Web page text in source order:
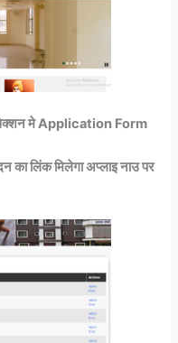
सेक्शन मे Application Form
लिंक मिलेगा अप्लाइ नाउ पर